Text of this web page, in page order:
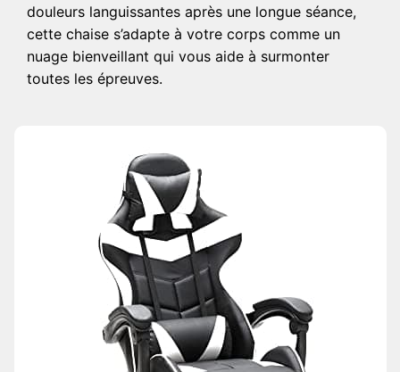
douleurs languissantes après une longue séance,
cette chaise s’adapte à votre corps comme un
nuage bienveillant qui vous aide à surmonter
toutes les épreuves.